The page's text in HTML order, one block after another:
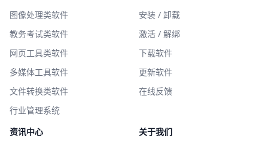
图像处理类软件
教务考试类软件
网页工具类软件
多媒体工具软件
文件转换类软件
行业管理系统
安装 / 卸载
激活 / 解绑
下载软件
更新软件
在线反馈
资讯中心 关于我们